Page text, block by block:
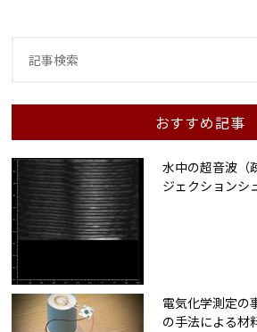
おすすめ記事
水中の超音波（
ジェクションシ
電気化学測定の
の手法による材